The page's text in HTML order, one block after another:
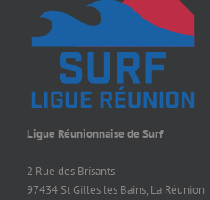
Ligue Réunionnaise de Surf
2 Rue des Brisants
97434 St Gilles les Bains, La Réunion